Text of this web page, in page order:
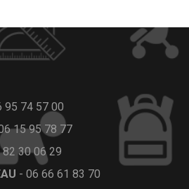
95 74 57 00
15 95 78 77
82 30 06 29
- 06 66 61 83 70